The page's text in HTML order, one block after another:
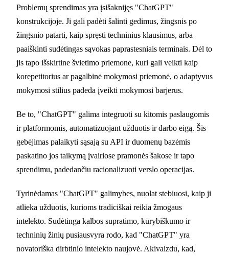
Problemų sprendimas yra įsišaknijęs "ChatGPT"
konstrukcijoje. Ji gali padėti šalinti gedimus, žingsnis po
žingsnio patarti, kaip spręsti techninius klausimus, arba
paaiškinti sudėtingas sąvokas paprastesniais terminais. Dėl to
jis tapo išskirtine švietimo priemone, kuri gali veikti kaip
korepetitorius ar pagalbinė mokymosi priemonė, o adaptyvus
mokymosi stilius padeda įveikti mokymosi barjerus.
Be to, "ChatGPT" galima integruoti su kitomis paslaugomis
ir platformomis, automatizuojant užduotis ir darbo eigą. Šis
gebėjimas palaikyti sąsają su API ir duomenų bazėmis
paskatino jos taikymą įvairiose pramonės šakose ir tapo
sprendimu, padedančiu racionalizuoti verslo operacijas.
Tyrinėdamas "ChatGPT" galimybes, nuolat stebiuosi, kaip ji
atlieka užduotis, kurioms tradiciškai reikia žmogaus
intelekto. Sudėtinga kalbos supratimo, kūrybiškumo ir
techninių žinių pusiausvyra rodo, kad "ChatGPT" yra
novatoriška dirbtinio intelekto naujovė. Akivaizdu, kad,